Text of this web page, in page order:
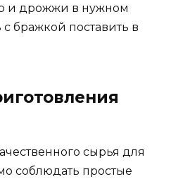
и дрожжи в нужном
с бражкой поставить в
сырья для
соблюдать простые